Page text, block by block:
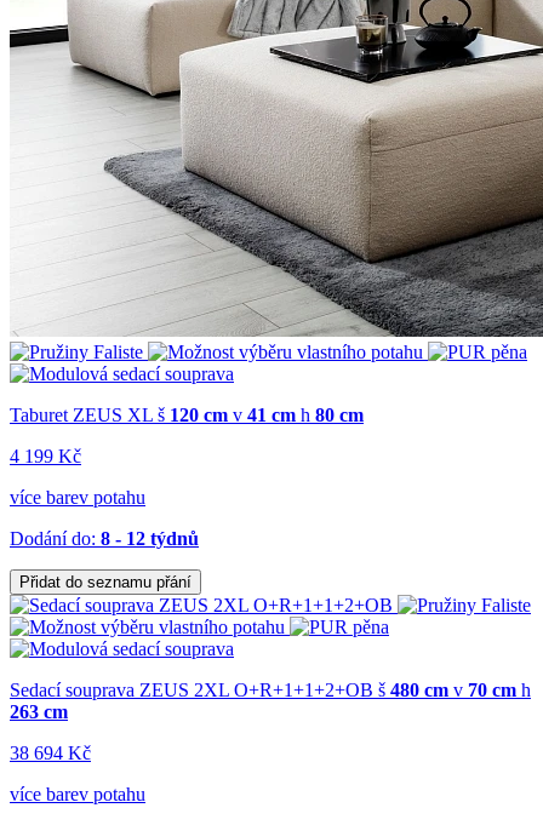
Taburet ZEUS XL š 120 cm v 41 cm h 80 cm
4 199 Kč
více barev potahu
Dodání do: 8 - 12 týdnů
Přidat do seznamu přání
Sedací souprava ZEUS 2XL O+R+1+1+2+OB š 480 cm v 70 cm h
263 cm
38 694 Kč
více barev potahu